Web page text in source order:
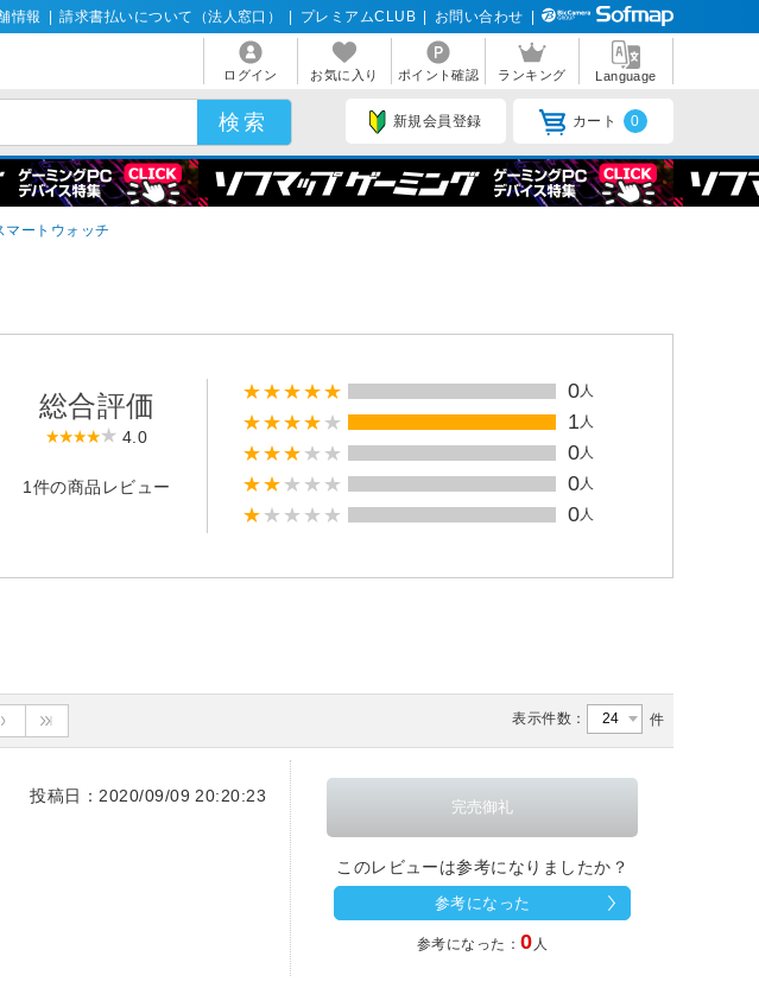
情報 請求書払いについて（法人窓口） プレミアムCLUB お問い合わせ
ログイン お気に入り ポイント確認 ランキング Language
新規会員登録 カート 0
マートウォッチ
総合評価
4.0
1件の商品レビュー
0 人
1 人
0 人
0 人
0 人
表示件数： 件
投稿日：2020/09/09 20:20:23
このレビューは参考になりましたか？
参考になった
参考になった：0 人